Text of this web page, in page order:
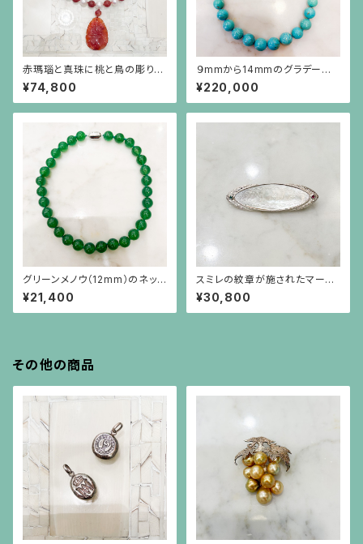
赤瑪瑙と真珠に桃と鳥の彫りの
赤瑪瑙が揺れるネックレス
¥74,800
９mmから14mmのグラデーショ
ンのターコイズネックレス
¥220,000
グリーンメノウ（12mm）のネック
レス
¥21,400
スミレの紋章が施されたマーキ
ス型の白蝶貝、エメラルド、ルビ
ーのシルバーブローチ兼ペンダ
ント
¥30,800
その他の商品